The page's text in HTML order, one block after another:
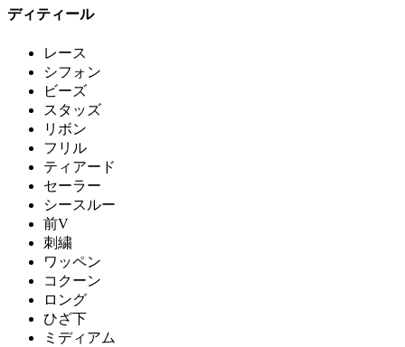
ディティール
レース
シフォン
ビーズ
スタッズ
リボン
フリル
ティアード
セーラー
シースルー
前V
刺繍
ワッペン
コクーン
ロング
ひざ下
ミディアム